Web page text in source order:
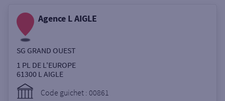
Sélectionnez votre recherche
Ouverte le samedi
Agence L AIGLE
SG GRAND OUEST
1 PL DE L'EUROPE
61300 L AIGLE
Code guichet : 00861